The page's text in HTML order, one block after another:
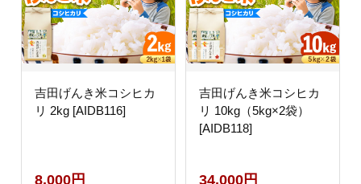
吉田げんき米コシヒカ
リ 2kg [AIDB116]
8,000円
吉田げんき米コシヒカ
リ 10kg（5kg×2袋）
[AIDB118]
34,000円